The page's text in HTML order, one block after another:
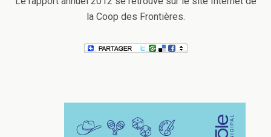
la Coop des Frontières.